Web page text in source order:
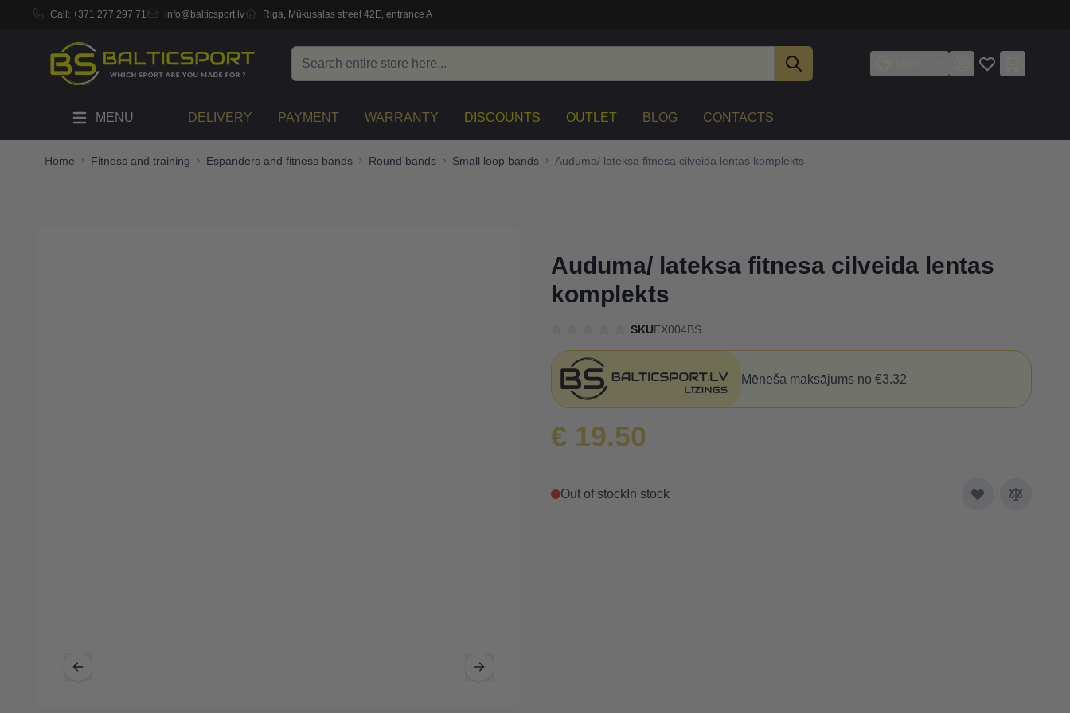
Call: +371 277 297 71 info@balticsport.lv Riga, Mūkusalas street 42E, entrance A
MENU DELIVERY PAYMENT WARRANTY DISCOUNTS OUTLET BLOG CONTACTS
Home Fitness and training Espanders and fitness bands Round bands Small loop bands Auduma/ lateksa fitnesa cilveida lentas komplekts
Auduma/ lateksa fitnesa cilveida lentas
komplekts
SKUEX004BS
Mēneša maksājums no €3.32
€ 19.50
Out of stock In stock